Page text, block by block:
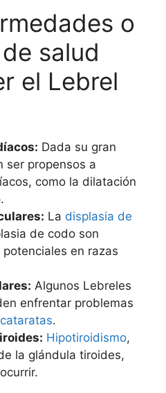
o
salud
el Lebrel
Dada su gran
ser propensos a
como la dilatación
La displasia de
de codo son
en razas
Algunos Lebreles
enfrentar problemas
cataratas.
Hipotiroidismo,
la glándula tiroides,